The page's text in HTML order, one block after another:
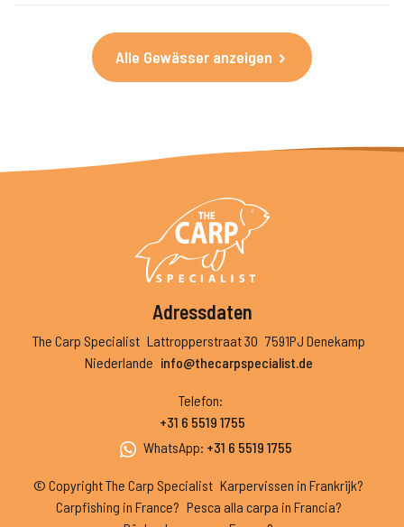
Alle Gewässer anzeigen
Adressdaten
The Carp Specialist Lattropperstraat 30 7591PJ Denekamp
Niederlande info@thecarpspecialist.de
Telefon:
+31 6 5519 1755
WhatsApp: +31 6 5519 1755
© Copyright The Carp Specialist Karpervissen in Frankrijk?
Carpfishing in France? Pesca alla carpa in Francia?